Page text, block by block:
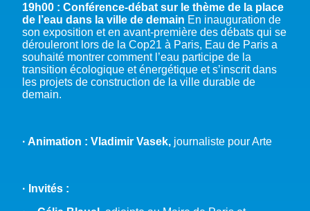
19h00 : Conférence-débat sur le thème de la place
de l’eau dans la ville de demain En inauguration de
son exposition et en avant-première des débats qui se
dérouleront lors de la Cop21 à Paris, Eau de Paris a
souhaité montrer comment l’eau participe de la
transition écologique et énergétique et s’inscrit dans
les projets de construction de la ville durable de
demain.
· Animation : Vladimir Vasek, journaliste pour Arte
· Invités :